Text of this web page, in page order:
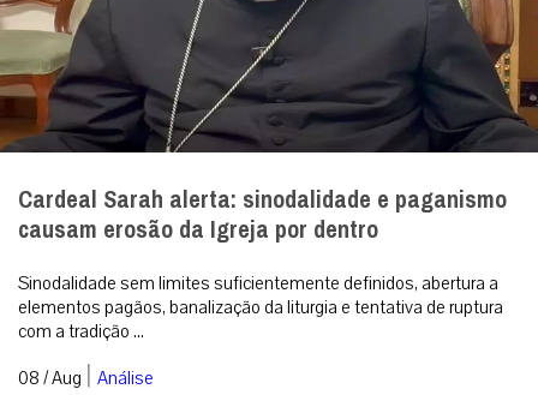
Cardeal Sarah alerta: sinodalidade e paganismo
causam erosão da Igreja por dentro
Sinodalidade sem limites suficientemente definidos, abertura a
elementos pagãos, banalização da liturgia e tentativa de ruptura
com a tradição ...
08 / Aug | Análise